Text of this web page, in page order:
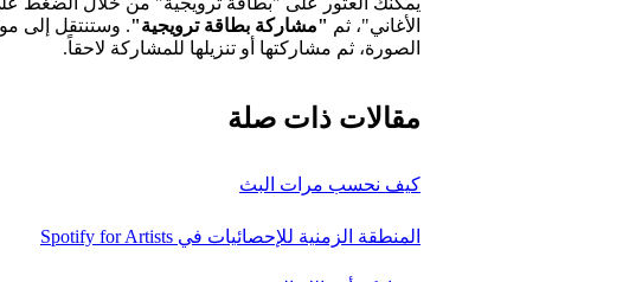
الأغاني"، ثم "مشاركة بطاقة ترويجية". وستنتقل إلى
الصورة، ثم مشاركتها أو تنزيلها للمشاركة لاحقاً.
مقالات ذات صلة
كيف نحسب مرات البث
المنطقة الزمنية للإحصائيات في Spotify for Artists